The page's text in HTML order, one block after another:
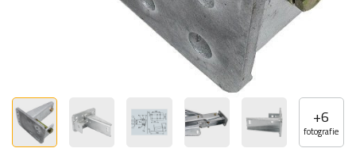
+6
fotografie